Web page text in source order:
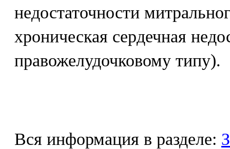
недостаточности
хроническая сердечная
правожелудочковому типу).
Вся информация в разделе: